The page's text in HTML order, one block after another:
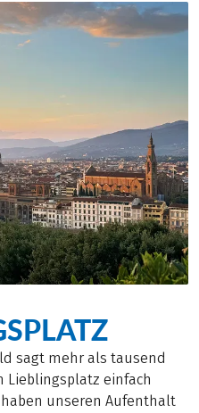
sagt mehr als tausend
Lieblingsplatz einfach
unseren Aufenthalt